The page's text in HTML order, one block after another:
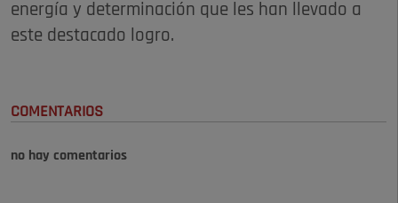
energía y determinación que les han llevado a
este destacado logro.
COMENTARIOS
no hay comentarios